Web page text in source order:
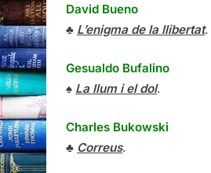
David Bueno
♣ L’enigma de la llibertat.
Gesualdo Bufalino
♠ La llum i el dol.
Charles Bukowski
♣ Correus.